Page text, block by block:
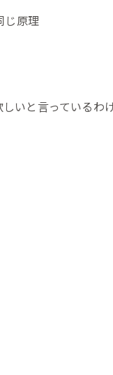
じ原理
いと言っているわ